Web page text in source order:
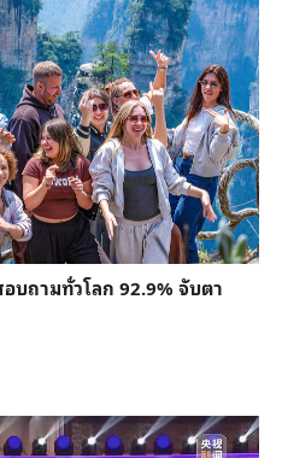
บถามทั่วโลก 92.9% จับตา